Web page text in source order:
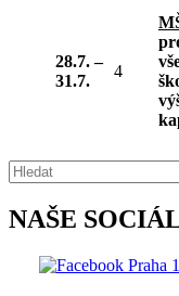
28.7. –
31.7.
4
Vyhledávání:
NAŠE